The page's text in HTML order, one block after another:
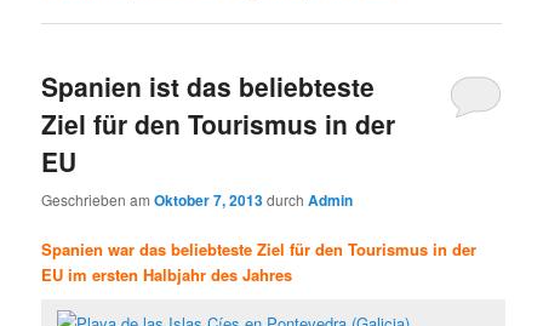
Spanien ist das beliebteste
Ziel für den Tourismus in der
EU
Geschrieben amOktober 7, 2013durchAdmin
Spanien war das beliebteste Ziel für den Tourismus in der
EU im ersten Halbjahr des Jahres